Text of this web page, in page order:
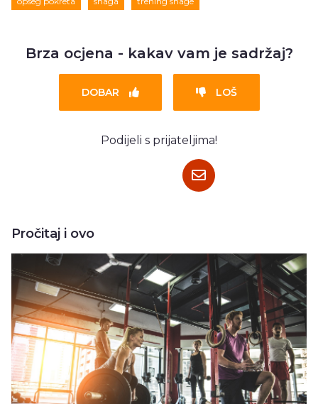
Brza ocjena - kakav vam je sadržaj?
DOBAR LOŠ
Podijeli s prijateljima!
Pročitaj i ovo